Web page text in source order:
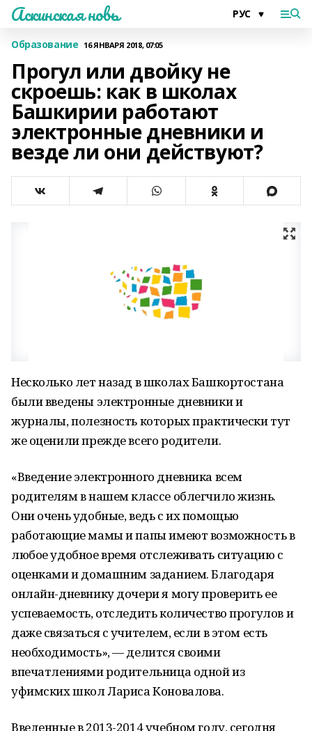
Аскинская новь
Образование 16 ЯНВАРЯ 2018, 07:05
Прогул или двойку не
скроешь: как в школах
Башкирии работают
электронные дневники и
везде ли они действуют?
Несколько лет назад в школах Башкортостана
были введены электронные дневники и
журналы, полезность которых практически тут
же оценили прежде всего родители.
«Введение электронного дневника всем
родителям в нашем классе облегчило жизнь.
Они очень удобные, ведь с их помощью
работающие мамы и папы имеют возможность в
любое удобное время отслеживать ситуацию с
оценками и домашним заданием. Благодаря
онлайн-дневнику дочери я могу проверить ее
успеваемость, отследить количество прогулов и
даже связаться с учителем, если в этом есть
необходимость», — делится своими
впечатлениями родительница одной из
уфимских школ Лариса Коновалова.
Введенные в 2013-2014 учебном году, сегодня